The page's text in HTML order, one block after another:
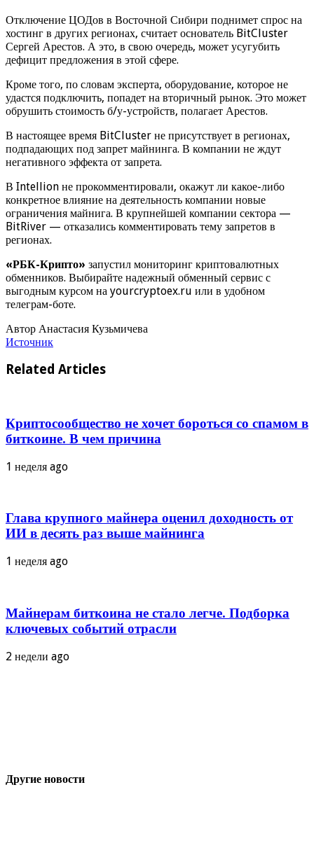
Отключение ЦОДов в Восточной Сибири поднимет спрос на
хостинг в других регионах, считает основатель BitCluster
Сергей Арестов. А это, в свою очередь, может усугубить
дефицит предложения в этой сфере.
Кроме того, по словам эксперта, оборудование, которое не
удастся подключить, попадет на вторичный рынок. Это может
обрушить стоимость б/у-устройств, полагает Арестов.
В настоящее время BitCluster не присутствует в регионах,
подпадающих под запрет майнинга. В компании не ждут
негативного эффекта от запрета.
В Intellion не прокомментировали, окажут ли какое-либо
конкретное влияние на деятельность компании новые
ограничения майнига. В крупнейшей компании сектора —
BitRiver — отказались комментировать тему запретов в
регионах.
«РБК-Крипто» запустил мониторинг криптовалютных
обменников. Выбирайте надежный обменный сервис с
выгодным курсом на yourcryptoex.ru или в удобном
телеграм-боте.
Автор Анастасия Кузьмичева
Источник
Related Articles
Криптосообщество не хочет бороться со спамом в
биткоине. В чем причина
1 неделя ago
Глава крупного майнера оценил доходность от
ИИ в десять раз выше майнинга
1 неделя ago
Майнерам биткоина не стало легче. Подборка
ключевых событий отрасли
2 недели ago
Другие новости